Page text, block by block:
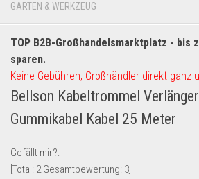
Geschenkartikel
Handy und Smartphone
Kosmetik & Pflege
Lebensmittel & Getränke
Multimedia & Elektro
Münzen
Spielzeug & Games
GARTEN & WERKZEUG
TOP B2B-Großhandelsmarktplatz - bis
sparen.
Keine Gebühren, Großhändler direkt ganz
Bellson Kabeltrommel
Gummikabel Kabel 25 Meter
Gefällt mir?:
[Total: 2Gesamtbewertung: 3